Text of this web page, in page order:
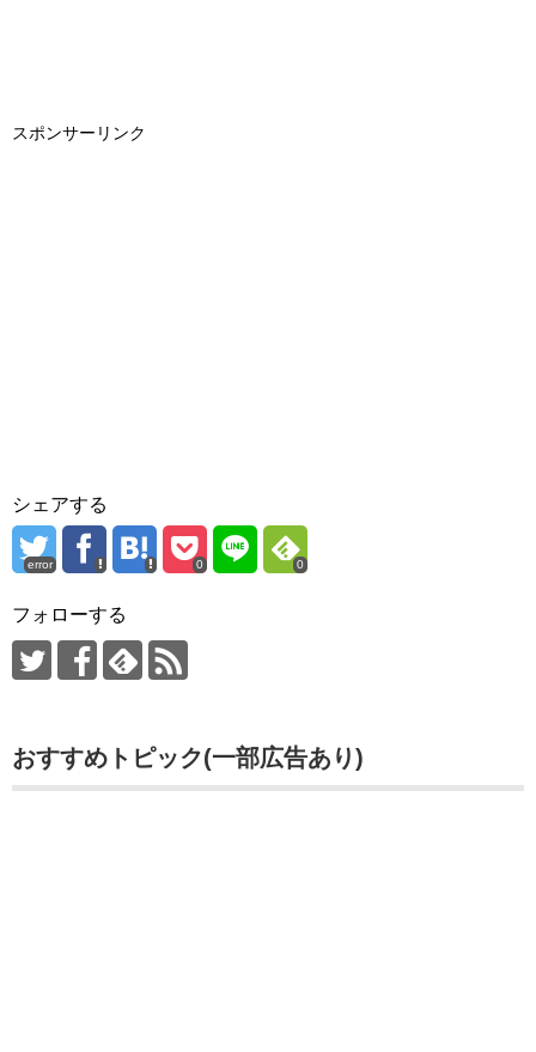
スポンサーリンク
シェアする
error 0 0
フォローする
おすすめトピック(一部広告あり)